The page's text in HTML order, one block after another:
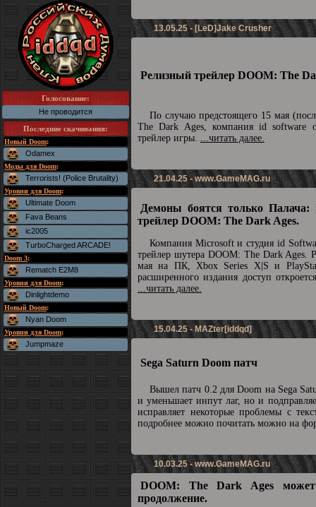
Голосование:
Не проводится
Последние скачивания:
Новый Doom:
Odamex
Моды для Doom:
Terrorists! (Police Brutality)
Уровни для Doom:
Ultimate Doom
Fava Beans
ic2005
TurboCharged ARCADE!
Doom 3:
Rematch E2M8
Уровни для Doom:
Dinlightdemo
Новый Doom:
Nyan Doom
Уровни для Doom:
Jumpmaze
13.05.25 - [LeD]Jake Crusher
Релизный трейлер DOOM: The
По случаю предстоящего 15 мая
The Dark Ages, компания id software
трейлер игры. ...читать далее.
21.04.25 -www.GameMAG.ru
Демоны боятся только Палача:
трейлер DOOM: The Dark Ages.
Компания Microsoft и студия id
трейлер шутера DOOM: The Dark Ages.
мая на ПК, Xbox Series X|S и
расширенного издания доступ
...читать далее.
15.04.25 - MAZter[iddqd]
Sega Saturn Doom патч
Вышел патч 0.2 для Doom на Sega
и уменьшает инпут лаг, но и
исправляет некоторые проблемы с
подробнее можно почитать можно на
10.03.25 -www.GameMAG.ru
DOOM: The Dark Ages может
продолжение.